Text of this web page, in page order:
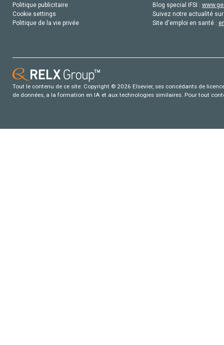
Politique publicitaire
Cookie settings
Politique de la vie privée
Blog special IFSI :
Suivez notre actualité
Site d'emploi en santé :
Tout le contenu de ce site: Copyright © 2026 Elsevier, ses concédants de
de données, a la formation en IA et aux technologies similaires. Pour tout